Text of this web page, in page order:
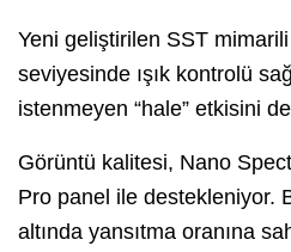
Yeni geliştirilen SST
seviyesinde ışık kontrolü
istenmeyen “hale” etkisini
Görüntü kalitesi, Nano
Pro panel ile destekleniyor.
altında yansıtma oranına